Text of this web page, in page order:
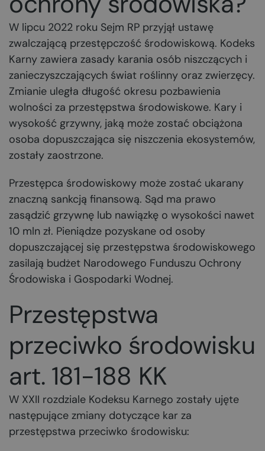
W lipcu 2022 roku Sejm RP przyjął ustawę
zwalczającą przestępczość środowiskową. Kodeks
Karny zawiera zasady karania osób niszczących i
zanieczyszczających świat roślinny oraz zwierzęcy.
Zmianie uległa długość okresu pozbawienia
wolności za przestępstwa środowiskowe. Kary i
wysokość grzywny, jaką może zostać obciążona
osoba dopuszczająca się niszczenia ekosystemów,
zostały zaostrzone.
Przestępca środowiskowy może zostać ukarany
znaczną sankcją finansową. Sąd ma prawo
zasądzić grzywnę lub nawiązkę o wysokości nawet
10 mln zł. Pieniądze pozyskane od osoby
dopuszczającej się przestępstwa środowiskowego
zasilają budżet Narodowego Funduszu Ochrony
Środowiska i Gospodarki Wodnej.
Przestępstwa
przeciwko środowisku
art. 181-188 KK
W XXII rozdziale Kodeksu Karnego zostały ujęte
następujące zmiany dotyczące kar za
przestępstwa przeciwko środowisku: